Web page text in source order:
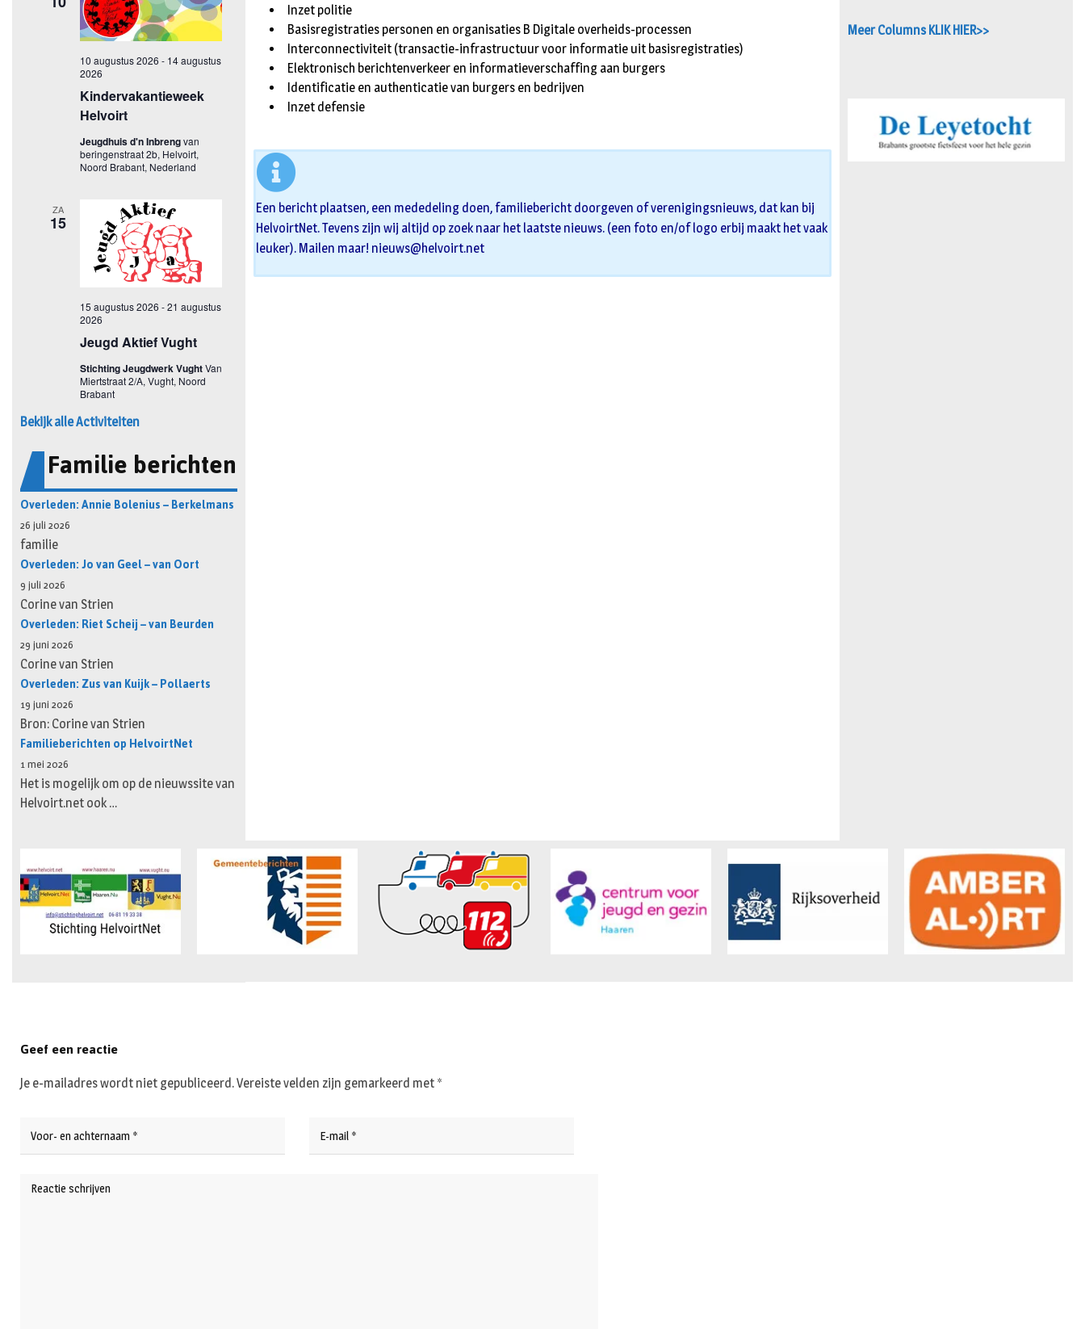
Bekijk alle Activiteiten
Familie berichten
Overleden: Annie Bolenius – Berkelmans
26 juli 2026
familie
Overleden: Jo van Geel – van Oort
9 juli 2026
Corine van Strien
Overleden: Riet Scheij – van Beurden
29 juni 2026
Corine van Strien
Overleden: Zus van Kuijk – Pollaerts
19 juni 2026
Bron: Corine van Strien
Familieberichten op HelvoirtNet
1 mei 2026
Het is mogelijk om op de nieuwssite van
Helvoirt.net ook …
Inzet politie
Basisregistraties personen en organisaties B Digitale overheids-processen
Interconnectiviteit (transactie-infrastructuur voor informatie uit basisregistraties)
Elektronisch berichtenverkeer en informatieverschaffing aan burgers
Identificatie en authenticatie van burgers en bedrijven
Inzet defensie
Een bericht plaatsen, een mededeling doen, familiebericht doorgeven of verenigingsnieuws, dat kan bij
HelvoirtNet. Tevens zijn wij altijd op zoek naar het laatste nieuws. (een foto en/of logo erbij maakt het vaak
leuker). Mailen maar! nieuws@helvoirt.net
Meer Columns KLIK HIER>>
Geef een reactie
Je e-mailadres wordt niet gepubliceerd.Vereiste velden zijn gemarkeerd met *